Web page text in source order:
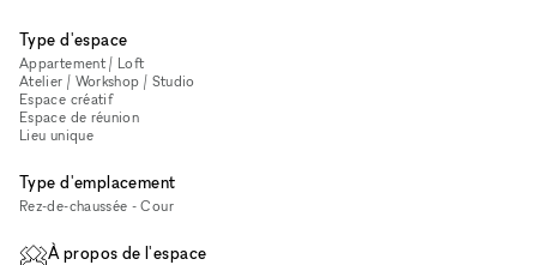
Type d'espace
Appartement / Loft
Atelier / Workshop / Studio
Espace créatif
Espace de réunion
Lieu unique
Type d'emplacement
Rez-de-chaussée - Cour
À propos de l'espace